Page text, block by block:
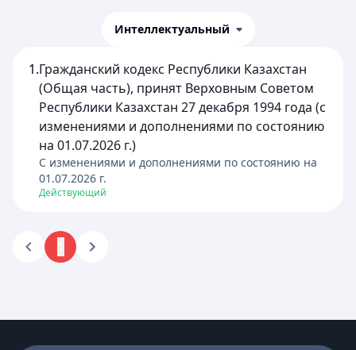
Интеллектуальный
1.Гражданский кодекс Республики Казахстан
(Общая часть), принят Верховным Советом
Республики Казахстан 27 декабря 1994 года (с
изменениями и дополнениями по состоянию
на 01.07.2026 г.)
C изменениями и дополнениями по состоянию на
01.07.2026 г.
Действующий